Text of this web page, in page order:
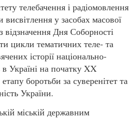
телебачення і радіомовлення
висвітлення у засобах масової
відзначення Дня Соборності
цикли тематичних теле- та
історії національно-
Україні на початку XX
боротьби за суверенітет та
України.
міській державним